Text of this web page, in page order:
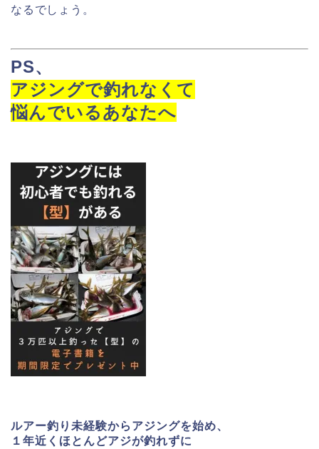
なるでしょう。
PS、
アジングで釣れなくて
悩んでいるあなたへ
ルアー釣り未経験からアジングを始め、
１年近くほとんどアジが釣れずに